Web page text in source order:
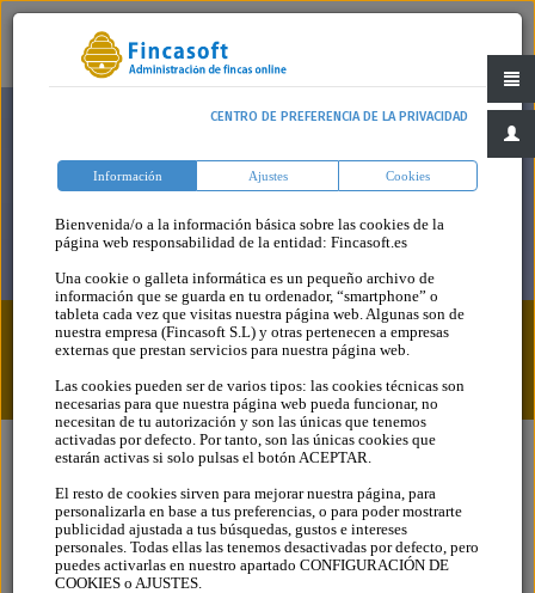
Legislación > Animales Domésticos > Castilla La
Legislación
CENTRO DE PREFERENCIA DE LA PRIVACIDAD
Información Ajustes Cookies
Bienvenida/o a la información básica sobre las cookies de la
página web responsabilidad de la entidad: Fincasoft.es
Una cookie o galleta informática es un pequeño archivo de
información que se guarda en tu ordenador, “smartphone” o
tableta cada vez que visitas nuestra página web. Algunas son de
nuestra empresa (Fincasoft S.L) y otras pertenecen a empresas
externas que prestan servicios para nuestra página web.
Las cookies pueden ser de varios tipos: las cookies técnicas son
necesarias para que nuestra página web pueda funcionar, no
necesitan de tu autorización y son las únicas que tenemos
activadas por defecto. Por tanto, son las únicas cookies que
estarán activas si solo pulsas el botón ACEPTAR.
El resto de cookies sirven para mejorar nuestra página, para
personalizarla en base a tus preferencias, o para poder mostrarte
publicidad ajustada a tus búsquedas, gustos e intereses
personales. Todas ellas las tenemos desactivadas por defecto, pero
puedes activarlas en nuestro apartado CONFIGURACIÓN DE
COOKIES o AJUSTES.